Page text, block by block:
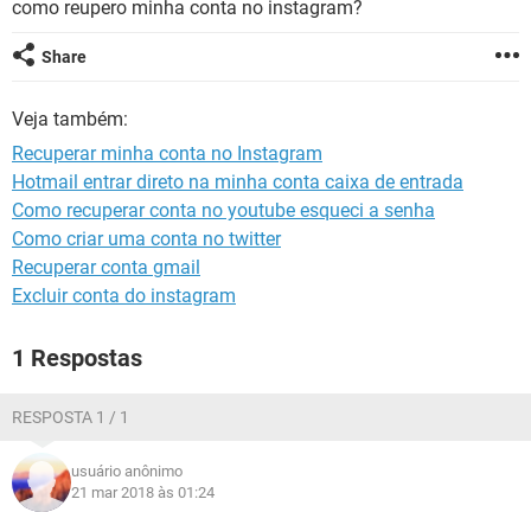
GUIA DE COMPRAS
CELULAR FACEBOOK
OUTLOOK
GUIA DE COMPRAS
como reupero minha conta no instagram?
Share
Veja também:
Recuperar minha conta no Instagram
Hotmail entrar direto na minha conta caixa de entrada
Como recuperar conta no youtube esqueci a senha
Como criar uma conta no twitter
Recuperar conta gmail
Excluir conta do instagram
1 Respostas
RESPOSTA 1 / 1
usuário anônimo
21 mar 2018 às 01:24